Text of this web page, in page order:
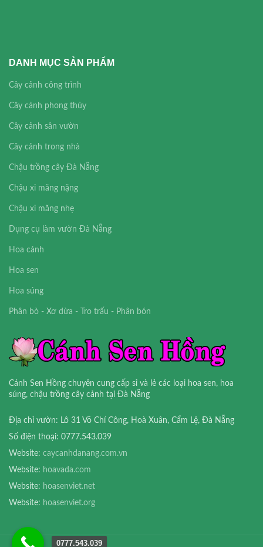
DANH MỤC SẢN PHẨM
Cây cảnh công trình
Cây cảnh phong thủy
Cây cảnh sân vườn
Cây cảnh trong nhà
Chậu trồng cây Đà Nẵng
Chậu xi măng nặng
Chậu xi măng nhẹ
Dụng cụ làm vườn Đà Nẵng
Hoa cảnh
Hoa sen
Hoa súng
Phân bò - Xơ dừa - Tro trấu - Phân bón
Cánh Sen Hồng chuyên cung cấp sỉ và lẻ các loại hoa sen, hoa
súng, chậu trồng cây cảnh tại Đà Nẵng
Địa chỉ vườn: Lô 31 Võ Chí Công, Hoà Xuân, Cẩm Lệ, Đà Nẵng
Số điện thoại: 0777.543.039
Website: caycanhdanang.com.vn
Website: hoavada.com
Website: hoasenviet.net
Website: hoasenviet.org
0777.543.039